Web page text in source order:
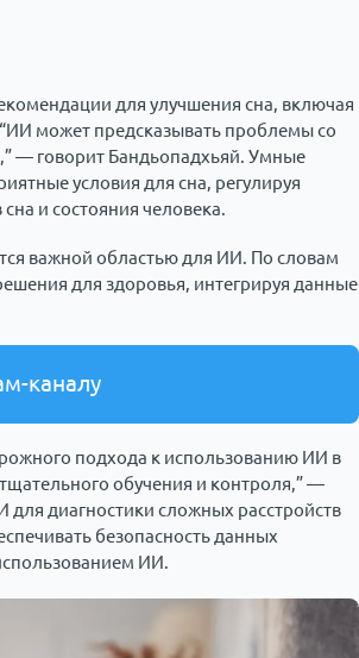
для улучшения сна, включая
может предсказывать проблемы со
— говорит Бандьопадхьяй. Умные
условия для сна, регулируя
и состояния человека.
важной областью для ИИ. По словам
для здоровья, интегрируя данные
каналу
подхода к использованию ИИ в
обучения и контроля,” —
для диагностики сложных расстройств
безопасность данных
ИИ.